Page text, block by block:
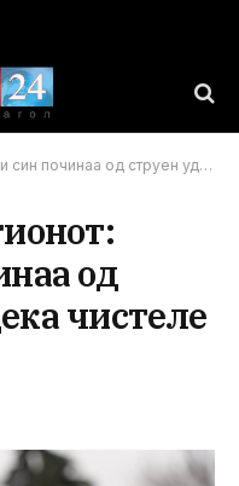
струен удар додека чистеле автомобил
од
чистеле